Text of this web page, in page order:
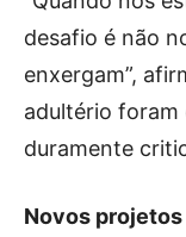
desafio é não
enxergam”,
adultério
duramente
Novos projetos